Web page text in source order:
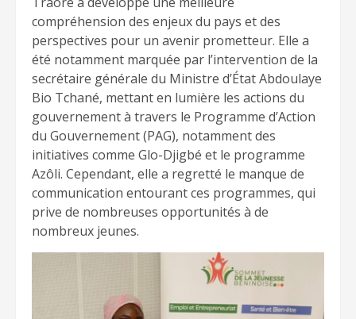
compréhension des enjeux du pays et des
perspectives pour un avenir prometteur. Elle a
été notamment marquée par l’intervention de la
secrétaire générale du Ministre d’État Abdoulaye
Bio Tchané, mettant en lumière les actions du
gouvernement à travers le Programme d’Action
du Gouvernement (PAG), notamment des
initiatives comme Glo-Djigbé et le programme
Azôli. Cependant, elle a regretté le manque de
communication entourant ces programmes, qui
prive de nombreuses opportunités à de
nombreux jeunes.